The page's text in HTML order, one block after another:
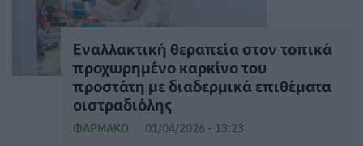
Εναλλακτική θεραπεία στον τοπικά
προχωρημένο καρκίνο του
προστάτη με διαδερμικά επιθέματα
οιστραδιόλης
ΦΆΡΜΑΚΟ 01/04/2026 - 13:23